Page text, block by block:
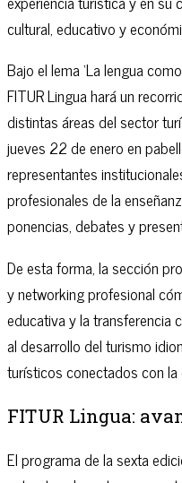
cultural, educativo y
Bajo el lema ‘La lengua
FITUR Lingua hará un
distintas áreas del sector
jueves 22 de enero en
representantes
profesionales de la
ponencias, debates y
De esta forma, la sección
y networking profesional
educativa y la transferencia
al desarrollo del turismo
turísticos conectados con la
FITUR Lingua:
El programa de la sexta